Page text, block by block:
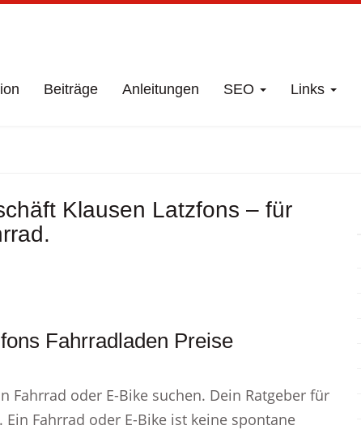
Beiträge Anleitungen SEO Links
Klausen Latzfons – für
Fahrradladen Preise
Fahrrad oder E-Bike suchen. Dein Ratgeber für
Fahrrad oder E-Bike ist keine spontane